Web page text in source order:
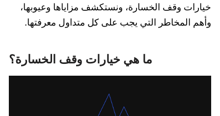
خيارات وقف الخسارة، ونستكشف مزاياها وعيوبها،
وأهم المخاطر التي يجب على كل متداول معرفتها.
ما هي خيارات وقف الخسارة؟